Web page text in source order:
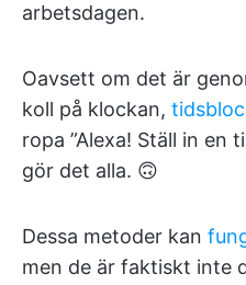
arbetsdagen.
Oavsett om det är
koll på klockan,
ropa ”Alexa! Ställ in en
gör det alla. 🙃
Dessa metoder kan
men de är faktiskt inte